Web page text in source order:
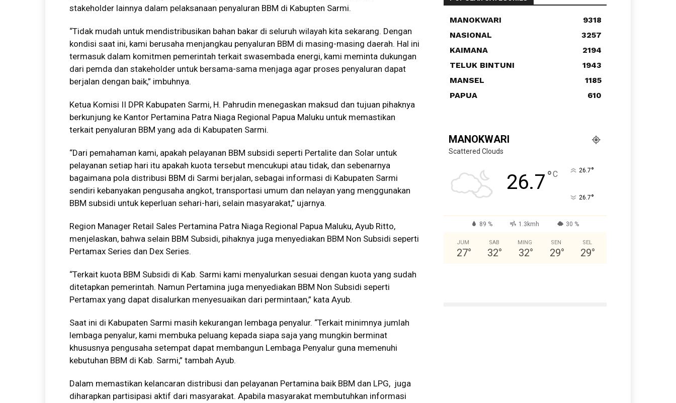
stakeholder lainnya dalam pelaksanaan penyaluran BBM di Kabupten Sarmi.
“Tidak mudah untuk mendistribusikan bahan bakar di seluruh wilayah kita sekarang. Dengan
kondisi saat ini, kami berusaha menjangkau penyaluran BBM di masing-masing daerah. Hal ini
termasuk dalam komitmen pemerintah terkait swasembada energi, kami meminta dukungan
dari pemda dan stakeholder untuk bersama-sama menjaga agar proses penyaluran dapat
berjalan dengan baik,” imbuhnya.
Ketua Komisi II DPR Kabupaten Sarmi, H. Pahrudin menegaskan maksud dan tujuan pihaknya
berkunjung ke Kantor Pertamina Patra Niaga Regional Papua Maluku untuk memastikan
terkait penyaluran BBM yang ada di Kabupaten Sarmi.
“Dari pemahaman kami, apakah pelayanan BBM subsidi seperti Pertalite dan Solar untuk
pelayanan setiap hari itu apakah kuota tersebut mencukupi atau tidak, dan sebenarnya
bagaimana pola distribusi BBM di Sarmi berjalan, sebagai informasi di Kabupaten Sarmi
sendiri kebanyakan pengusaha angkot, transportasi umum dan nelayan yang menggunakan
BBM subsidi untuk keperluan sehari-hari, selain masyarakat,” ujarnya.
Region Manager Retail Sales Pertamina Patra Niaga Regional Papua Maluku, Ayub Ritto,
menjelaskan, bahwa selain BBM Subsidi, pihaknya juga menyediakan BBM Non Subsidi seperti
Pertamax Series dan Dex Series.
“Terkait kuota BBM Subsidi di Kab. Sarmi kami menyalurkan sesuai dengan kuota yang sudah
ditetapkan pemerintah. Namun Pertamina juga menyediakan BBM Non Subsidi seperti
Pertamax yang dapat disalurkan menyesuaikan dari permintaan,” kata Ayub.
Saat ini di Kabupaten Sarmi masih kekurangan lembaga penyalur. “Terkait minimnya jumlah
lembaga penyalur, kami membuka peluang kepada siapa saja yang mungkin berminat
khususnya pengusaha setempat dapat membangun Lembaga Penyalur guna memenuhi
kebutuhan BBM di Kab. Sarmi,” tambah Ayub.
Dalam memastikan kelancaran distribusi dan pelayanan Pertamina baik BBM dan LPG, juga
diharapkan partisipasi aktif dari masyarakat. Apabila masyarakat membutuhkan informasi
MANOKWARI
9318
NASIONAL
3257
KAIMANA
2194
TELUK BINTUNI
1943
MANSEL
1185
PAPUA
610
MANOKWARI
Scattered Clouds
26.7°C 26.7°
26.7°
89 % 1.3kmh 30 %
JUM
27°
SAB
32°
MING
32°
SEN
29°
SEL
29°